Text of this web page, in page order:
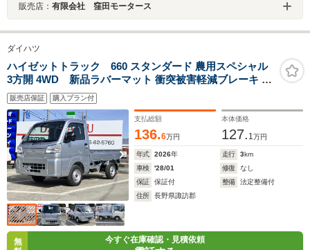
販売店： 有限会社 窪田モータース
ダイハツ
ハイゼットトラック 660 スタンダード 農用スペシャル
3方開 4WD 新品ラバーマット 衝突被害軽減ブレーキ プ
ッシュスタート CVT車 届出済未使用車
販売店保証 購入プラン付
支払総額
136.6万円
本体価格
127. 1万円
年式 2026年 走行 3km
車検
'28/01 修復
なし
保証
保証付 整備
法定整備付
住所
長野県諏訪郡
無
今すぐ在庫確認・見積依頼